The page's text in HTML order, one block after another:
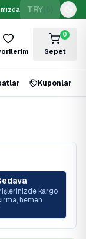
TRY
Sepet
0
Kuponlar
kargo
hemen